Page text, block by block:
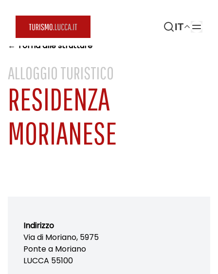
IT
← Torna alle strutture
ALLOGGIO TURISTICO
RESIDENZA
MORIANESE
Indirizzo
Via di Moriano, 5975
Ponte a Moriano
LUCCA 55100